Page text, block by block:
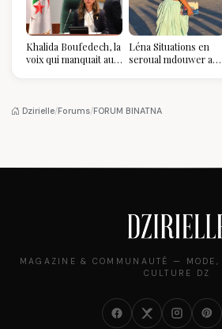
Khalida Boufedech, la
voix qui manquait au
Léna Situations en
seroual mdouwer au
pièce mode de l'été
Dzirielle/Forums/FORUM BINATNA
MAGAZINE & COMMUNAUTÉ —
CULTURE DZ